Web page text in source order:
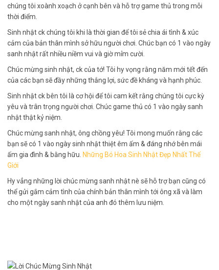
chúng tôi xoành xoạch ở cạnh bên và hỗ trợ game thủ trong mỗi
thời điểm.
Sinh nhật ck chúng tôi khi là thời gian để tôi sẻ chia ái tình & xúc
cảm của bản thân mình sở hữu người chơi. Chúc bạn có 1 vào ngày
sanh nhật rất nhiều niềm vui và giờ mỉm cười.
Chúc mừng sinh nhật, ck của tớ! Tôi hy vọng rằng năm mới tết đến
của các bạn sẽ đầy những thắng lợi, sức đề kháng và hạnh phúc.
Sinh nhật ck bên tôi là cơ hội để tôi cam kết rằng chúng tôi cực kỳ
yêu và trân trọng người chơi. Chúc game thủ có 1 vào ngày sanh
nhật thật kỷ niệm.
Chúc mừng sanh nhật, ông chồng yêu! Tôi mong muốn rằng các
bạn sẽ có 1 vào ngày sinh nhật thiệt êm ấm & đáng nhớ bên mái
ấm gia đình & bằng hữu. Những Bó Hoa Sinh Nhật Đẹp Nhất Thế
Giới
Hy vẳng những lời chúc mừng sanh nhật nè sẽ hỗ trợ bạn cũng có
thể gửi gắm cảm tình của chính bản thân mình tới ông xã và làm
cho một ngày sanh nhật của anh đó thêm lưu niệm.